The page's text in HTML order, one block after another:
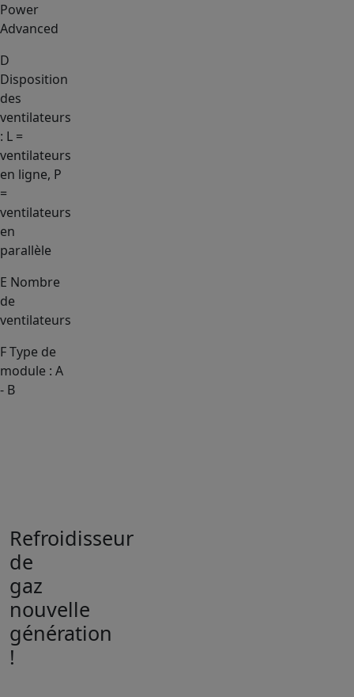
Power
Advanced
D
Disposition
des
ventilateurs
: L =
ventilateurs
en ligne, P
=
ventilateurs
en
parallèle
E Nombre
de
ventilateurs
FType de
module : A
- B
Refroidisseur
de
gaz
nouvelle
génération
!